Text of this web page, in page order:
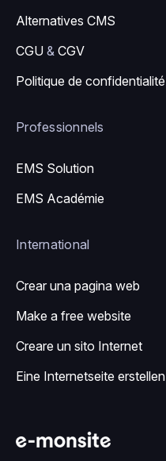
Alternatives CMS
CGU & CGV
Politique de confidentialité
Professionnels
EMS Solution
EMS Académie
International
Crear una pagina web
Make a free website
Creare un sito Internet
Eine Internetseite erstellen